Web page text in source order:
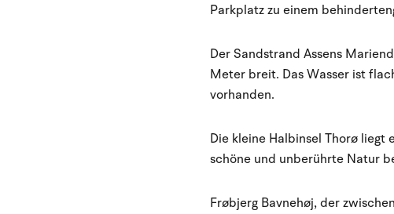
Parkplatz zu einem
Der Sandstrand Assens
Meter breit. Das Wasser ist
vorhanden.
Die kleine Halbinsel Thorø liegt
schöne und unberührte Natur
Frøbjerg Bavnehøj, der